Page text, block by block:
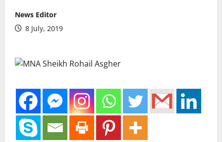
News Editor
8 July, 2019